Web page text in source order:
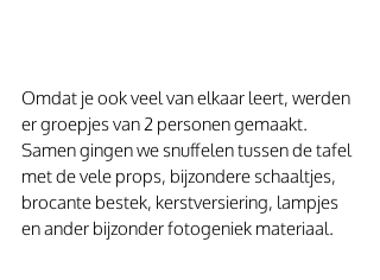
Omdat je ook veel van elkaar leert, werden
er groepjes van 2 personen gemaakt.
Samen gingen we snuffelen tussen de tafel
met de vele props, bijzondere schaaltjes,
brocante bestek, kerstversiering, lampjes
en ander bijzonder fotogeniek materiaal.